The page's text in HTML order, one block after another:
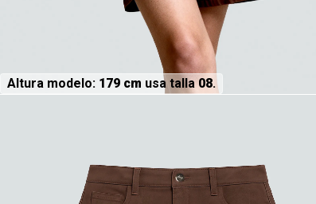
Altura modelo: 179 cm usa talla 08.